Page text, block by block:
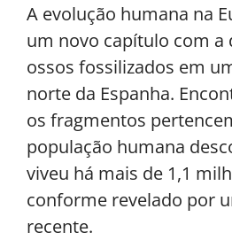
A evolução humana na
um novo capítulo com a
ossos fossilizados em
norte da Espanha.
os fragmentos
população humana
viveu há mais de 1,1
conforme revelado por
recente.